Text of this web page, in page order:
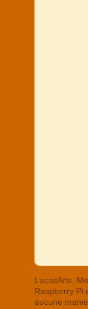
LucasArts,
Raspberry Pi
aucune